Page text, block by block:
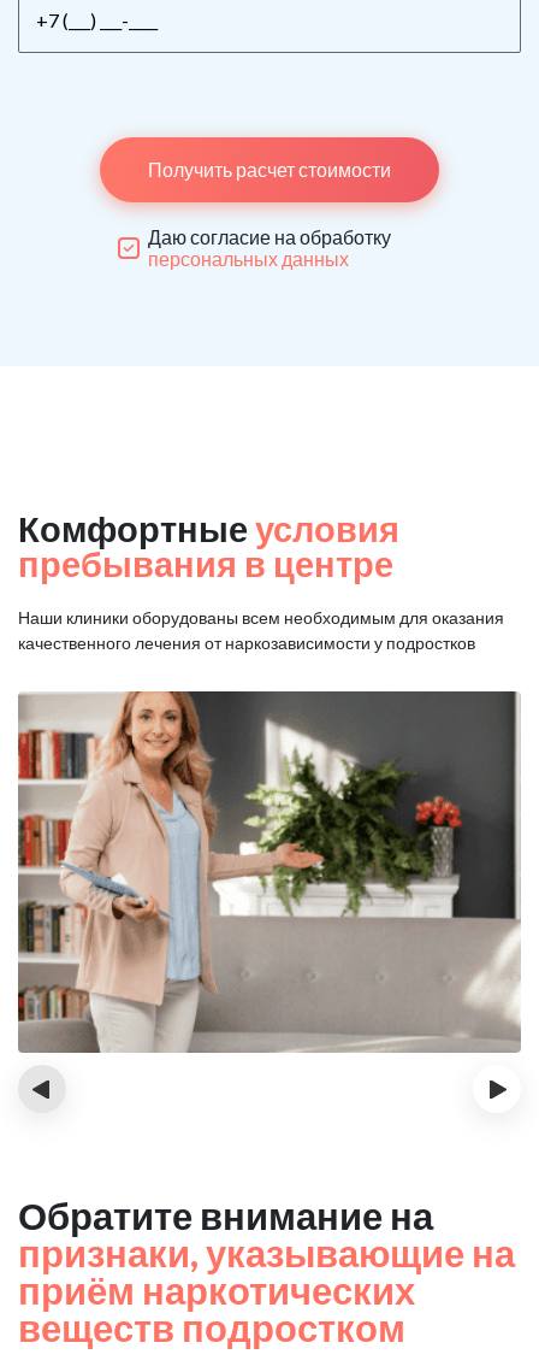
Получить расчет стоимости
Даю согласие на обработку
персональных данных
Комфортные условия
пребывания в центре
Наши клиники оборудованы всем необходимым для оказания
качественного лечения от наркозависимости у подростков
‹ ›
Обратите внимание на
признаки, указывающие на
приём наркотических
веществ подростком